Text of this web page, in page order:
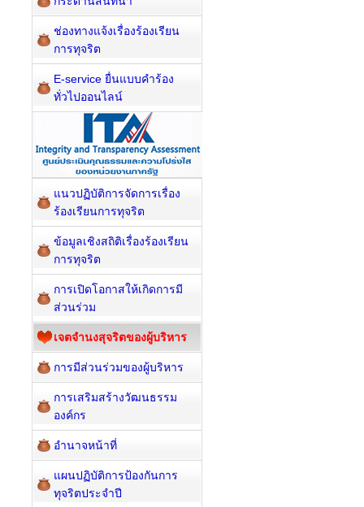
ช่องทางแจ้งเรื่องร้องเรียน
การทุจริต
E-service ยื่นแบบคำร้อง
ทั่วไปออนไลน์
แนวปฏิบัติการจัดการเรื่อง
ร้องเรียนการทุจริต
ข้อมูลเชิงสถิติเรื่องร้องเรียน
การทุจริต
การเปิดโอกาสให้เกิดการมี
ส่วนร่วม
เจตจำนงสุจริตของผู้บริหาร
การมีส่วนร่วมของผู้บริหาร
การเสริมสร้างวัฒนธรรม
องค์กร
อำนาจหน้าที่
แผนปฏิบัติการป้องกันการ
ทุจริตประจำปี